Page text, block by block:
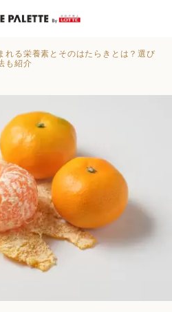
れる栄養素とそのはたらきとは？選び
も紹介